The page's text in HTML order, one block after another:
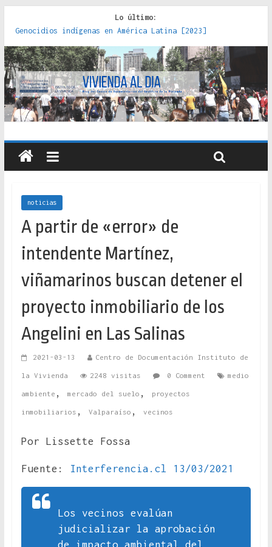
Lo último:
Genocidios indígenas en América Latina [2023]
Estudios sobre la espacialización de los Estados :
políticas, prácticas y representaciones [2022]
Donde el pedernal choca con el acero : hacia una teoría
crítica de las fronteras latinoamericanas [2020]
Criterios técnicos para una vivienda adecuada [2019]
Red de consultorios de la Caja del Seguro Obrero en
Santiago : un patrimonio emblemático [2014]
noticias
A partir de «error» de
intendente Martínez,
viñamarinos buscan detener el
proyecto inmobiliario de los
Angelini en Las Salinas
2021-03-13 Centro de Documentación Instituto de
la Vivienda 2248 visitas 0 Comment medio
ambiente , mercado del suelo , proyectos
inmobiliarios , Valparaíso , vecinos
Por Lissette Fossa
Fuente: Interferencia.cl 13/03/2021
Los vecinos evalúan
judicializar la aprobación